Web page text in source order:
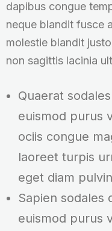
dapibus congue
neque blandit fusce
molestie blandit
non sagittis lacinia
Quaerat
euismod purus
ociis congue
laoreet turpis
eget diam
Sapien sodales
euismod purus